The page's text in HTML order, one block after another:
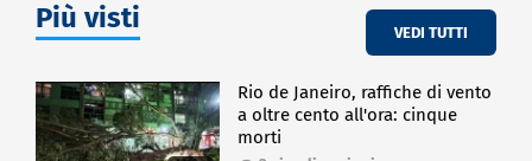
Più visti VEDI TUTTI
Rio de Janeiro, raffiche di vento
a oltre cento all'ora: cinque
morti